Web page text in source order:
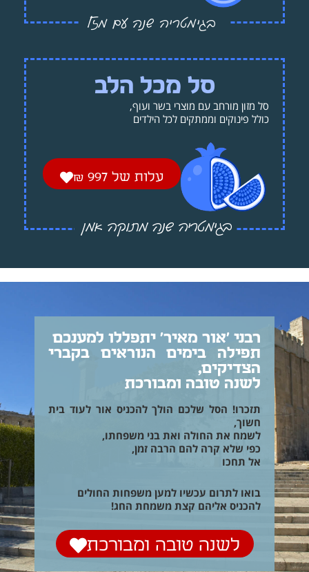
בגימטריה שנה עם מזל
סל מכל הלב
סל מזון מורחב עם מוצרי בשר ועוף,
כולל פינוקים וממתקים לכל הילדים
עלות של 997 ₪
בגימטריה שנה מתוקה אמן
רבני 'אור מאיר' יתפללו למענכם
תפילה בימים הנוראים בקברי
הצדיקים,
לשנה טובה ומבורכת
תזכרו! הסל שלכם הולך להכניס אור לעוד בית
חשוך,
לשמח את החולה ואת בני משפחתו,
כפי שלא קרה להם הרבה זמן,
אל תחכו
בואו לתרום עכשיו למען משפחות החולים
להכניס אליהם קצת משמחת החג!
לשנה טובה ומבורכת